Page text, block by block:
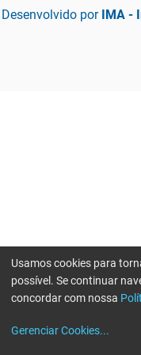
Desenvolvido por IMA -
Usamos cookies para
possível. Se continuar
concordar com nossa
Gerenciar Cookies...
Erro ao enviar